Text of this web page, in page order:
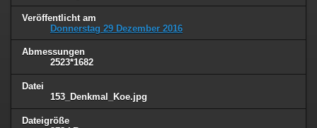
Veröffentlicht am
Donnerstag 29 Dezember 2016
Abmessungen
2523*1682
Datei
153_Denkmal_Koe.jpg
Dateigröße